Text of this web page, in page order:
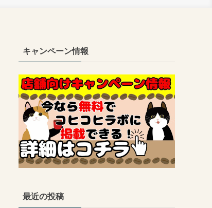
キャンペーン情報
最近の投稿